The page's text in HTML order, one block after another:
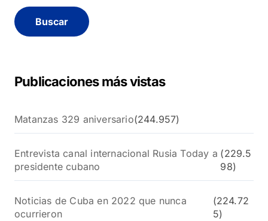
c
a
Publicaciones más vistas
Matanzas 329 aniversario(244.957)
Entrevista canal internacional Rusia Today a
presidente cubano
(229.5
98)
Noticias de Cuba en 2022 que nunca
ocurrieron
(224.72
5)